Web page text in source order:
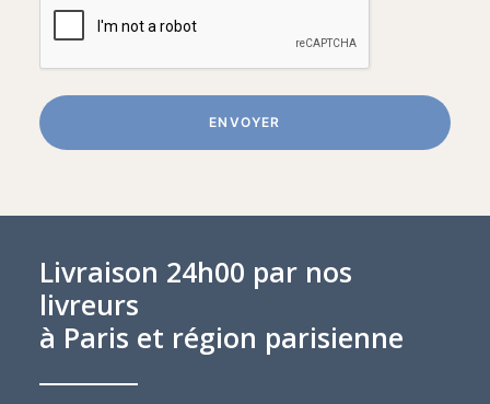
Livraison 24h00 par nos
livreurs
à Paris et région parisienne